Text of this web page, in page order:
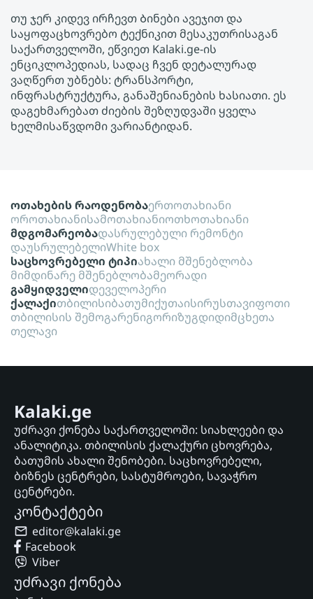
თუ ჯერ კიდევ ირჩევთ Ბინები ავეჯით და
საყოფაცხოვრებო ტექნიკით მესაკუთრისაგან
საქართველოში, ეწვიეთ Kalaki.ge-ის
ენციკლოპედიას, სადაც ჩვენ დეტალურად
ვაღწერთ უბნებს: ტრანსპორტი,
ინფრასტრუქტურა, განაშენიანების ხასიათი. ეს
დაგეხმარებათ ძიების შეზღუდვაში ყველა
ხელმისაწვდომი ვარიანტიდან.
ოთახების რაოდენობაერთოთახიანი
ოროთახიანისამოთახიანიოთხოთახიანი
მდგომარეობადასრულებული რემონტი
დაუსრულებელიWhite box
საცხოვრებელი ტიპიახალი მშენებლობა
მიმდინარე მშენებლობამეორადი
გამყიდველიდეველოპერი
ქალაქითბილისიბათუმიქუთაისირუსთავიფოთი
თბილისის შემოგარენიგორიზუგდიდიმცხეთა
თელავი
Kalaki.ge
უძრავი ქონება საქართველოში: სიახლეები და
ანალიტიკა. თბილისის ქალაქური ცხოვრება,
ბათუმის ახალი შენობები. საცხოვრებელი,
ბიზნეს ცენტრები, სასტუმროები, სავაჭრო
ცენტრები.
კონტაქტები
editor@kalaki.ge
Facebook
Viber
უძრავი ქონება